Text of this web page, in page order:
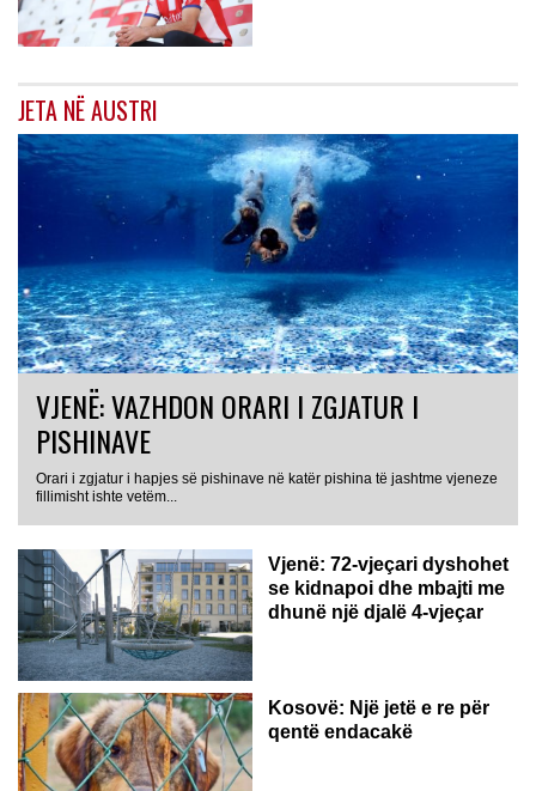
JETA NË AUSTRI
VJENË: VAZHDON ORARI I ZGJATUR I
PISHINAVE
Orari i zgjatur i hapjes së pishinave në katër pishina të jashtme vjeneze
fillimisht ishte vetëm...
Vjenë: 72-vjeçari dyshohet
se kidnapoi dhe mbajti me
dhunë një djalë 4-vjeçar
Kosovë: Një jetë e re për
qentë endacakë